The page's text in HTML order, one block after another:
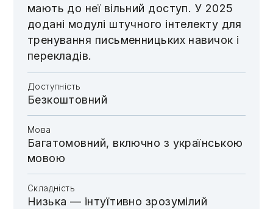
мають до неї вільний доступ. У 2025
додані модулі штучного інтелекту для
тренування письменницьких навичок і
перекладів.
Доступність
Безкоштовний
Мова
Багатомовний, включно з українською
мовою
Складність
Низька — інтуїтивно зрозумілий